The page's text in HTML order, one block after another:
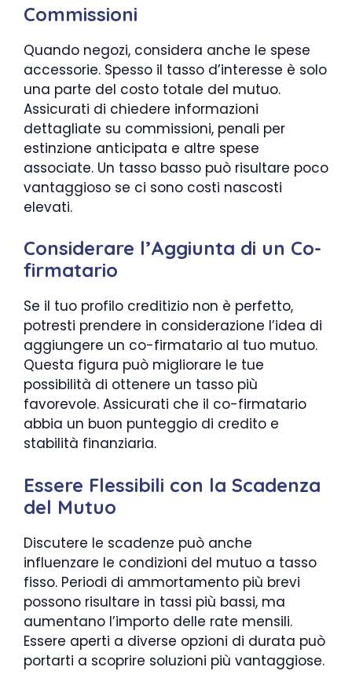
Commissioni
Quando negozi, considera anche le spese
accessorie. Spesso il tasso d’interesse è solo
una parte del costo totale del mutuo.
Assicurati di chiedere informazioni
dettagliate su commissioni, penali per
estinzione anticipata e altre spese
associate. Un tasso basso può risultare poco
vantaggioso se ci sono costi nascosti
elevati.
Considerare l’Aggiunta di un Co-
firmatario
Se il tuo profilo creditizio non è perfetto,
potresti prendere in considerazione l’idea di
aggiungere un co-firmatario al tuo mutuo.
Questa figura può migliorare le tue
possibilità di ottenere un tasso più
favorevole. Assicurati che il co-firmatario
abbia un buon punteggio di credito e
stabilità finanziaria.
Essere Flessibili con la Scadenza
del Mutuo
Discutere le scadenze può anche
influenzare le condizioni del mutuo a tasso
fisso. Periodi di ammortamento più brevi
possono risultare in tassi più bassi, ma
aumentano l’importo delle rate mensili.
Essere aperti a diverse opzioni di durata può
portarti a scoprire soluzioni più vantaggiose.